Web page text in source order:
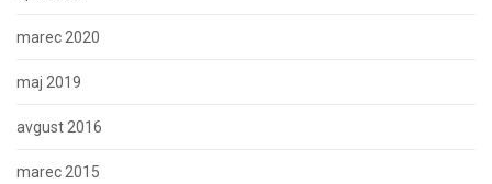
marec 2020
maj 2019
avgust 2016
marec 2015